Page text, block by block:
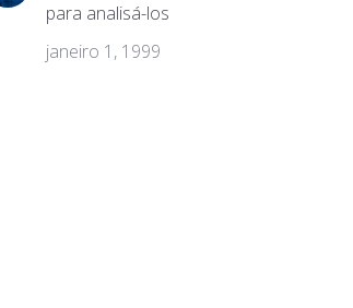
para analisá-los
janeiro 1, 1999